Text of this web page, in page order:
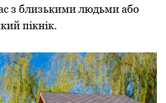
з близькими людьми або
пікнік.